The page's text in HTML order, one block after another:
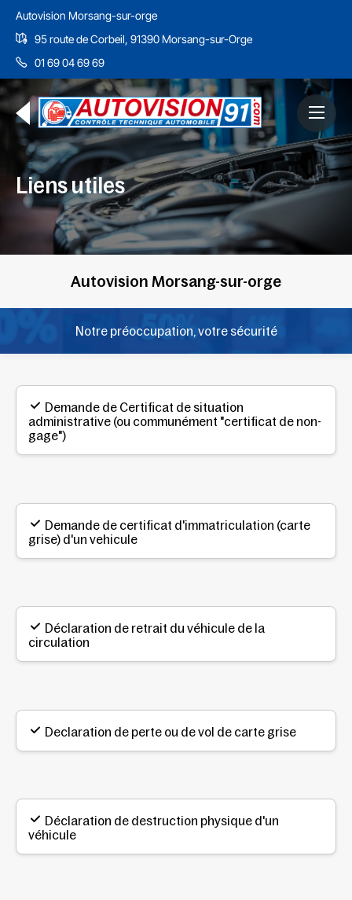
Autovision Morsang-sur-orge
95 route de Corbeil, 91390 Morsang-sur-Orge
01 69 04 69 69
Liens utiles
Autovision Morsang-sur-orge
Notre préoccupation, votre sécurité
Demande de Certificat de situation
administrative (ou communément "certificat de non-
gage")
Demande de certificat d'immatriculation (carte
grise) d'un vehicule
Déclaration de retrait du véhicule de la
circulation
Declaration de perte ou de vol de carte grise
Déclaration de destruction physique d'un
véhicule